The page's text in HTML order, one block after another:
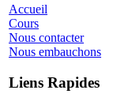
Accueil
Cours
Nous contacter
Nous embauchons
Liens Rapides